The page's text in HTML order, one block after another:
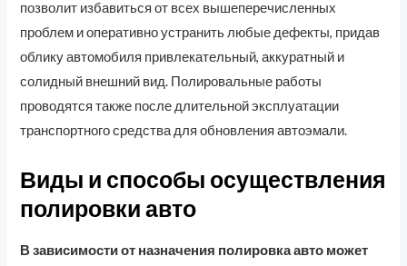
позволит избавиться от всех вышеперечисленных
проблем и оперативно устранить любые дефекты, придав
облику автомобиля привлекательный, аккуратный и
солидный внешний вид. Полировальные работы
проводятся также после длительной эксплуатации
транспортного средства для обновления автоэмали.
Виды и способы осуществления
полировки авто
В зависимости от назначения полировка авто может